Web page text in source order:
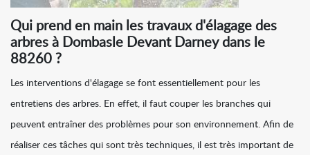
Qui prend en main les travaux d'élagage des
arbres à Dombasle Devant Darney dans le
88260 ?
Les interventions d'élagage se font essentiellement pour les
entretiens des arbres. En effet, il faut couper les branches qui
peuvent entraîner des problèmes pour son environnement. Afin de
réaliser ces tâches qui sont très techniques, il est très important de